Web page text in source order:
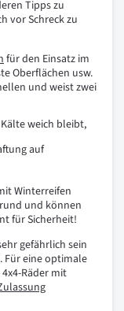
Tipps zu
vor Schreck zu
für den Einsatz im
Oberflächen usw.
und weist zwei
weich bleibt,
auf
Winterreifen
und können
für Sicherheit!
gefährlich sein
Für eine optimale
Räder mit